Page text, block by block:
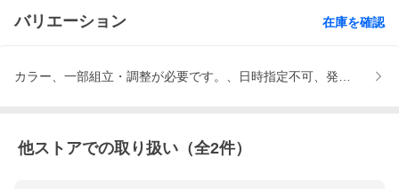
バリエーション 在庫を確認
カラー、一部組立・調整が必要です。、日時指定不可、発送後のサ
他ストアでの取り扱い（全2件）